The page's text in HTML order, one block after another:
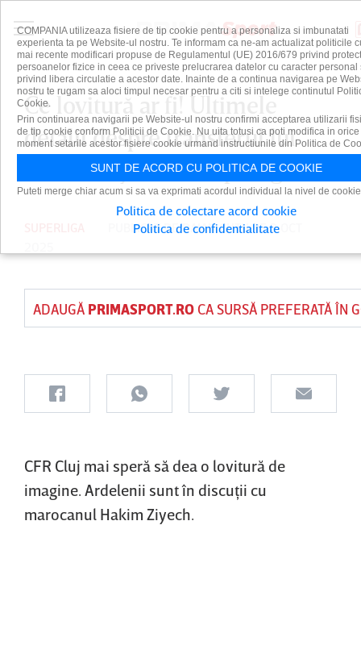
Ce lovitură ar fi! Ultimele
detalii despre transferul lui
Hakim Ziyech în Superliga
PUBLICAT DEDAIAN CUTUPE 3 OCT
ADAUGĂ PRIMASPORT.ROCA SURSĂ PREFERATĂ ÎN
CFR Cluj mai speră să dea o lovitură de
imagine. Ardelenii sunt în discuţii cu
marocanul Hakim Ziyech.
COMPANIA utilizeaza fisiere de tip cookie pentru a personaliza si imbunatati
experienta ta pe Website-ul nostru. Te informam ca ne-am actualizat politicile
mai recente modificari propuse de Regulamentul (UE) 2016/679 privind
persoanelor fizice in ceea ce priveste prelucrarea datelor cu caracter personal
privind libera circulatie a acestor date. Inainte de a continua navigarea pe
nostru te rugam sa aloci timpul necesar pentru a citi si intelege continutul
Cookie.
Prin continuarea navigarii pe Website-ul nostru confirmi acceptarea utilizarii
de tip cookie conform Politicii de Cookie. Nu uita totusi ca poti modifica in orice
moment setarile acestor fisiere cookie urmand instructiunile din Politica de
SUNT DE ACORD CU POLITICA DE COOKIE
Puteti merge chiar acum si sa va exprimati acordul individual la nivel de
Politica de colectare acord cookie
Politica de confidentialitate